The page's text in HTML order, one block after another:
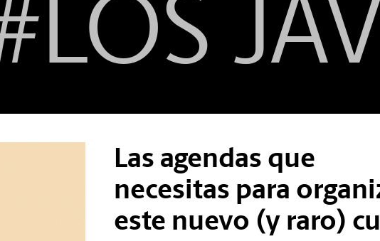
Las agendas que
necesitas para
este nuevo (y raro)